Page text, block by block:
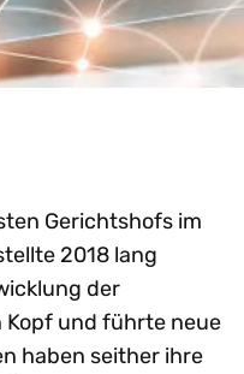
Gerichtshofs im
2018 lang
der
und führte neue
haben seither ihre